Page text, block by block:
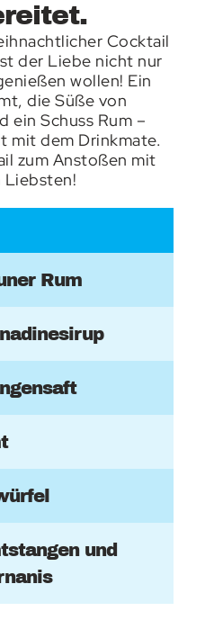
Cocktail
der Liebe nicht nur
wollen! Ein
die Süße von
ein Schuss Rum –
mit dem Drinkmate.
zum Anstoßen mit
Liebsten!
Rum
und